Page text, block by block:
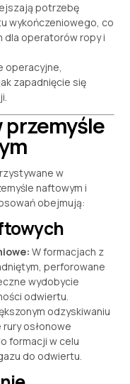
potrzebę
wykończeniowego, co
dla operatorów ropy i
operacyjne,
zapadnięcie się
przemyśle
w
naftowym i
obejmują:
W formacjach z
perforowane
wydobycie
odwiertu.
odzyskiwaniu
osłonowe
formacji w celu
do odwiertu.